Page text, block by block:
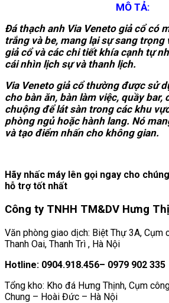
MÔ TẢ:
Đá thạch anh Via Veneto giả cổ có
trắng và be, mang lại sự sang trọng
giả cổ và các chi tiết khía cạnh tự
cái nhìn lịch sự và thanh lịch.
Via Veneto giả cổ thường được sử
cho bàn ăn, bàn làm việc, quầy bar,
chuộng để lát sàn trong các khu
phòng ngủ hoặc hành lang. Nó
và tạo điểm nhấn cho không gian.
Hãy nhấc máy lên gọi ngay cho
hỗ trợ tốt nhất
Công ty TNHH TM&DV Hưng
Văn phòng giao dịch: Biệt Thự 3A, Cụm
Thanh Oai, Thanh Trì , Hà Nội
Hotline: 0904.918.456– 0979 902 335
Tổng kho: Kho đá Hưng Thịnh, Cụm
Chung – Hoài Đức – Hà Nội